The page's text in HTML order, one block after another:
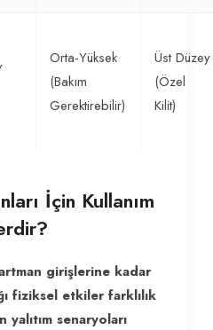
Orta-Yüksek
(Bakım
Gerektirebilir)
Üst Düzey
(Özel
Kilit)
İçin Kullanım
girişlerine kadar
fiziksel etkiler farklılık
senaryoları